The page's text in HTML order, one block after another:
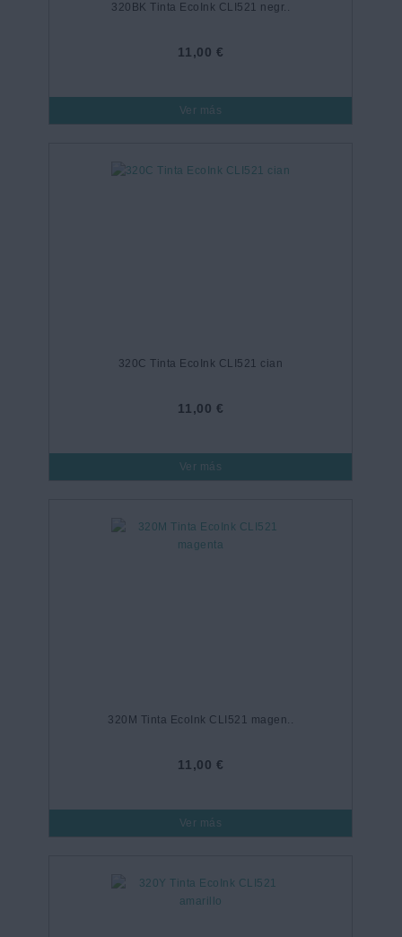
320BK Tinta EcoInk CLI521 negr..
11,00 €
Ver más
320C Tinta EcoInk CLI521 cian
11,00 €
Ver más
320M Tinta EcoInk CLI521 magen..
11,00 €
Ver más